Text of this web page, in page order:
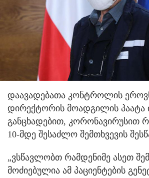
დაავადებათა კონტროლის
დირექტორის მოადგილის პაატა
განცხადებით, კორონავირუსით
10-მდე შესაძლო შემთხვევის
„ვსწავლობთ რამდენიმე ასეთ
მოძიებულია ამ პაციენტების